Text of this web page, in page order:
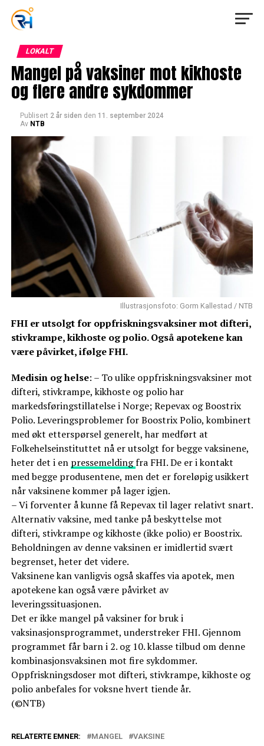
LOKALT
Mangel på vaksiner mot kikhoste
og flere andre sykdommer
Publisert 2 år siden den 11. september 2024
Av NTB
Illustrasjonsfoto: Gorm Kallestad / NTB
FHI er utsolgt for oppfriskningsvaksiner mot difteri,
stivkrampe, kikhoste og polio. Også apotekene kan
være påvirket, ifølge FHI.
Medisin og helse: – To ulike oppfriskningsvaksiner mot
difteri, stivkrampe, kikhoste og polio har
markedsføringstillatelse i Norge; Repevax og Boostrix
Polio. Leveringsproblemer for Boostrix Polio, kombinert
med økt etterspørsel generelt, har medført at
Folkehelseinstituttet nå er utsolgt for begge vaksinene,
heter det i en pressemeldingfra FHI. De er i kontakt
med begge produsentene, men det er foreløpig usikkert
når vaksinene kommer på lager igjen.
– Vi forventer å kunne få Repevax til lager relativt snart.
Alternativ vaksine, med tanke på beskyttelse mot
difteri, stivkrampe og kikhoste (ikke polio) er Boostrix.
Beholdningen av denne vaksinen er imidlertid svært
begrenset, heter det videre.
Vaksinene kan vanligvis også skaffes via apotek, men
apotekene kan også være påvirket av
leveringssituasjonen.
Det er ikke mangel på vaksiner for bruk i
vaksinasjonsprogrammet, understreker FHI. Gjennom
programmet får barn i 2. og 10. klasse tilbud om denne
kombinasjonsvaksinen mot fire sykdommer.
​Oppfriskningsdoser mot difteri, stivkrampe, kikhoste og
polio anbefales for voksne hvert tiende år.
(©NTB)
RELATERTE EMNER: MANGEL VAKSINE